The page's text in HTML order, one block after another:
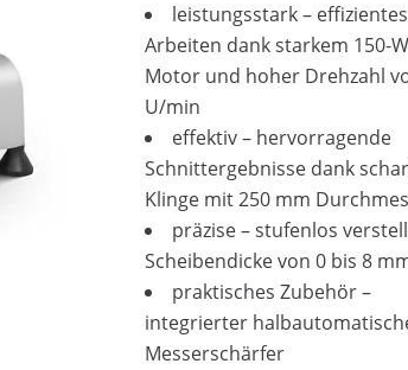
leistungsstark – effizientes
Arbeiten dank starkem 150-
Motor und hoher Drehzahl
U/min
effektiv – hervorragende
Schnittergebnisse dank
Klinge mit 250 mm
präzise – stufenlos
Scheibendicke von 0 bis 8
praktisches Zubehör –
integrierter
Messerschärfer